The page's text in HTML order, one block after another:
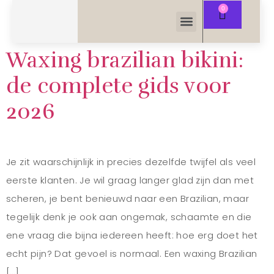
Waxing brazilian bikini:
de complete gids voor
2026
Je zit waarschijnlijk in precies dezelfde twijfel als veel
eerste klanten. Je wil graag langer glad zijn dan met
scheren, je bent benieuwd naar een Brazilian, maar
tegelijk denk je ook aan ongemak, schaamte en die
ene vraag die bijna iedereen heeft: hoe erg doet het
echt pijn? Dat gevoel is normaal. Een waxing Brazilian